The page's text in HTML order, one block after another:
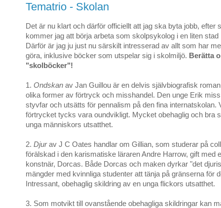
Tematrio - Skolan
Det är nu klart och därför officiellt att jag ska byta jobb, efter
kommer jag att börja arbeta som skolpsykolog i en liten stad
Därför är jag ju just nu särskilt intresserad av allt som har
göra, inklusive böcker som utspelar sig i skolmiljö. Berätta
"skolböcker"!
1. Ondskan av Jan Guillou är en delvis självbiografisk
olika former av förtryck och misshandel. Den unge Erik
styvfar och utsätts för pennalism på den fina internatskolan.
förtrycket tycks vara oundvikligt. Mycket obehaglig och bra
unga människors utsatthet.
2. Djurav J C Oates handlar om Gillian, som studerar på
förälskad i den karismatiske läraren Andre Harrow, gift med
konstnär, Dorcas. Både Dorcas och maken dyrkar "det
mängder med kvinnliga studenter att tänja på gränserna för
Intressant, obehaglig skildring av en unga flickors utsatthet.
3. Som motvikt till ovanstående obehagliga skildringar kan